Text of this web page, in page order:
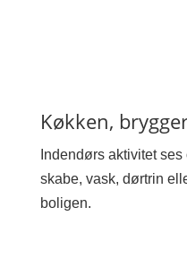
Køkken,
Indendørs aktivitet
skabe, vask, dørtrin
boligen.